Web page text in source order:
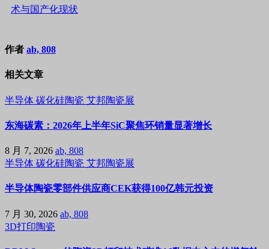
术与国产化现状
作者 ab, 808
相关文章
半导体 碳化硅陶瓷 艾邦陶瓷展
东海碳素：2026年上半年SiC聚焦环销量显著增长
8 月 7, 2026 ab, 808
半导体 碳化硅陶瓷 艾邦陶瓷展
半导体陶瓷零部件供应商CEK获得100亿韩元投资
7 月 30, 2026 ab, 808
3D打印陶瓷